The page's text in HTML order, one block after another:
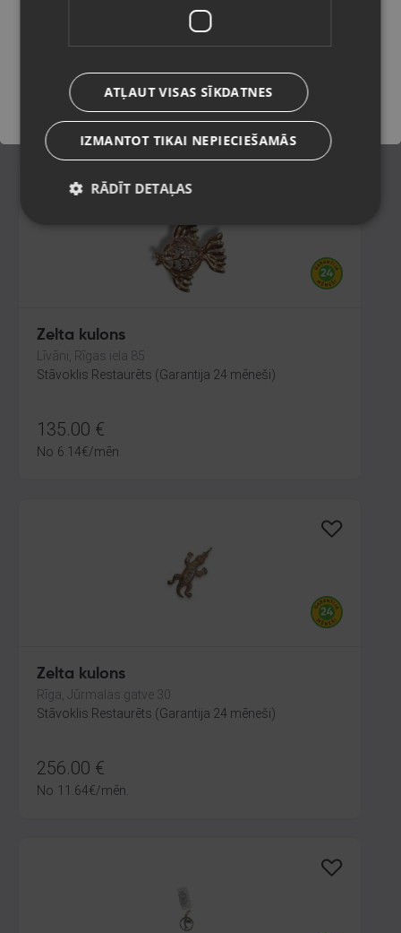
Stāvoklis Restaurēts (Garantija 24 mēneši)
107.00 €
4.86€/mēn.
Zelta kulons
Līvāni, Rīgas iela 85
Stāvoklis Restaurēts (Garantija 24 mēneši)
135.00 €
No 6.14€/mēn.
Zelta kulons
Rīga, Jūrmalas gatve 30
Stāvoklis Restaurēts (Garantija 24 mēneši)
256.00 €
No 11.64€/mēn.
Saglabāt
ATĻAUT VISAS SĪKDATNES
IZMANTOT TIKAI NEPIECIEŠAMĀS
RĀDĪT DETAĻAS